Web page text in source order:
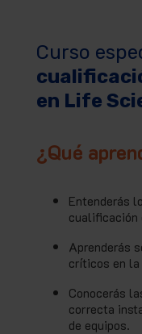
Curso
en Life
¿Qué
Entenderás
cualificación
Aprenderás
críticos en la
Conocerás
correcta
de equipos.